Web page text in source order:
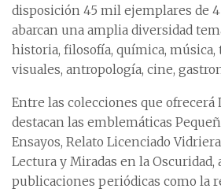
disposición 45 mil ejemplares de
abarcan una amplia diversidad
historia, filosofía, química, música,
visuales, antropología, cine,
Entre las colecciones que ofrecerá
destacan las emblemáticas
Ensayos, Relato Licenciado
Lectura y Miradas en la Oscuridad,
publicaciones periódicas como la